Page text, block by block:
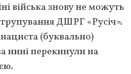
війська знову не можуть
ДШРГ «Русіч».
(буквально)
нині перекинули на